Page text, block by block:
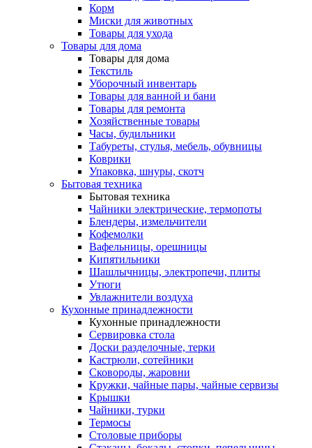
Корм
Миски для животных
Товары для ухода
Товары для дома
Товары для дома
Текстиль
Уборочный инвентарь
Товары для ванной и бани
Товары для ремонта
Хозяйственные товары
Часы, будильники
Табуреты, стулья, мебель, обувницы
Коврики
Упаковка, шнуры, скотч
Бытовая техника
Бытовая техника
Чайники электрические, термопоты
Блендеры, измельчители
Кофемолки
Вафельницы, орешницы
Кипятильники
Шашлычницы, электропечи, плиты
Утюги
Увлажнители воздуха
Кухонные принадлежности
Кухонные принадлежности
Сервировка стола
Доски разделочные, терки
Кастрюли, сотейники
Сковороды, жаровни
Кружки, чайные пары, чайные сервизы
Крышки
Чайники, турки
Термосы
Столовые приборы